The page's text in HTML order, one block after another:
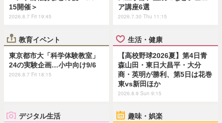
15開催＞
2026.8.7 Fri 19:45
ア講座6選
2026.7.30 Thu 11:15
教育イベント
東京都市大「科学体験教室」
24の実験企画…小中向け9/6
2026.8.7 Fri 18:15
生活・健康
【高校野球2026夏】第4日青
森山田・東日大昌平・大分
商・英明が勝利、第5日は花巻
東vs新田ほか
2026.8.9 Sun 9:15
デジタル生活 趣味・娯楽